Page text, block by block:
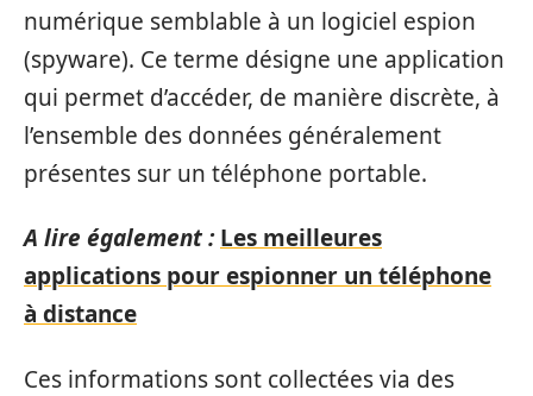
numérique semblable à un logiciel espion
(spyware). Ce terme désigne une application
qui permet d’accéder, de manière discrète, à
l’ensemble des données généralement
présentes sur un téléphone portable.
A lire également : Les meilleures
applications pour espionner un téléphone
à distance
Ces informations sont collectées via des